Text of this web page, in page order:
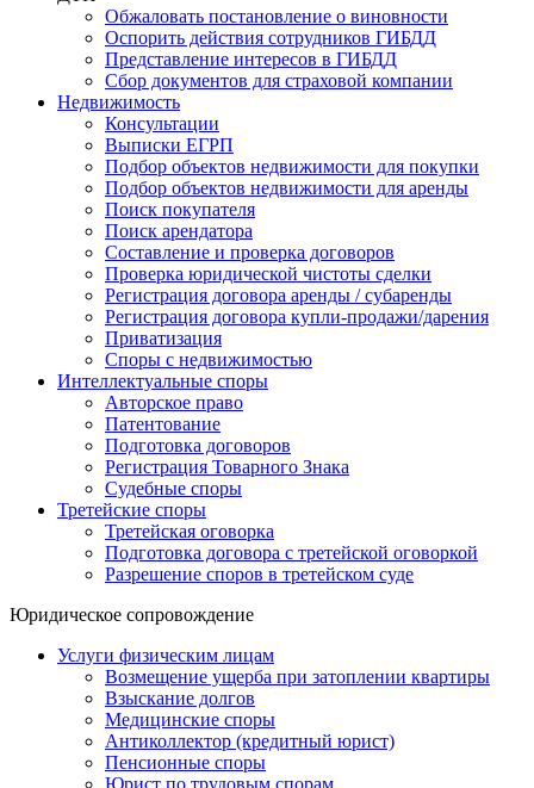
Обжаловать постановление о виновности
Оспорить действия сотрудников ГИБДД
Представление интересов в ГИБДД
Сбор документов для страховой компании
Недвижимость
Консультации
Выписки ЕГРП
Подбор объектов недвижимости для покупки
Подбор объектов недвижимости для аренды
Поиск покупателя
Поиск арендатора
Составление и проверка договоров
Проверка юридической чистоты сделки
Регистрация договора аренды / субаренды
Регистрация договора купли-продажи/дарения
Приватизация
Cпоры с недвижимостью
Интеллектуальные споры
Авторское право
Патентование
Подготовка договоров
Регистрация Товарного Знака
Судебные споры
Третейские споры
Третейская оговорка
Подготовка договора с третейской оговоркой
Разрешение споров в третейском суде
Юридическое сопровождение
Услуги физическим лицам
Возмещение ущерба при затоплении квартиры
Взыскание долгов
Медицинские споры
Антиколлектор (кредитный юрист)
Пенсионные споры
Юрист по трудовым спорам